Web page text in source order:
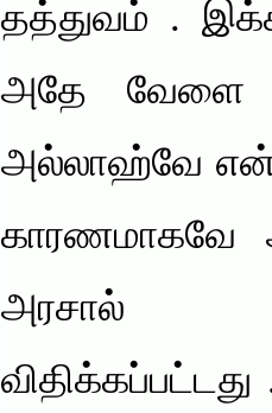
தத்துவம் .
அதே வேளை
அல்லாஹ்வே
காரணமாகவே
அரசால்